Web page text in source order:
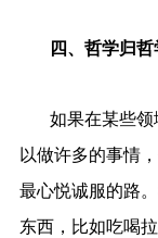
四、哲学归
如果在某些
以做许多的事情
最心悦诚服的路
东西，比如吃喝